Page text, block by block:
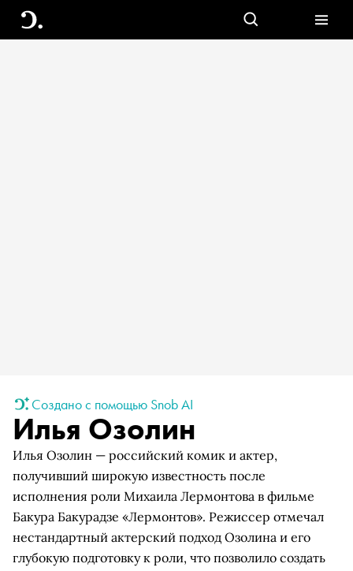
Создано с помощью Snob AI
Илья Озолин
Илья Озолин — российский комик и актер,
получивший широкую известность после
исполнения роли Михаила Лермонтова в фильме
Бакура Бакурадзе «Лермонтов». Режиссер отмечал
нестандартный актерский подход Озолина и его
глубокую подготовку к роли, что позволило создать